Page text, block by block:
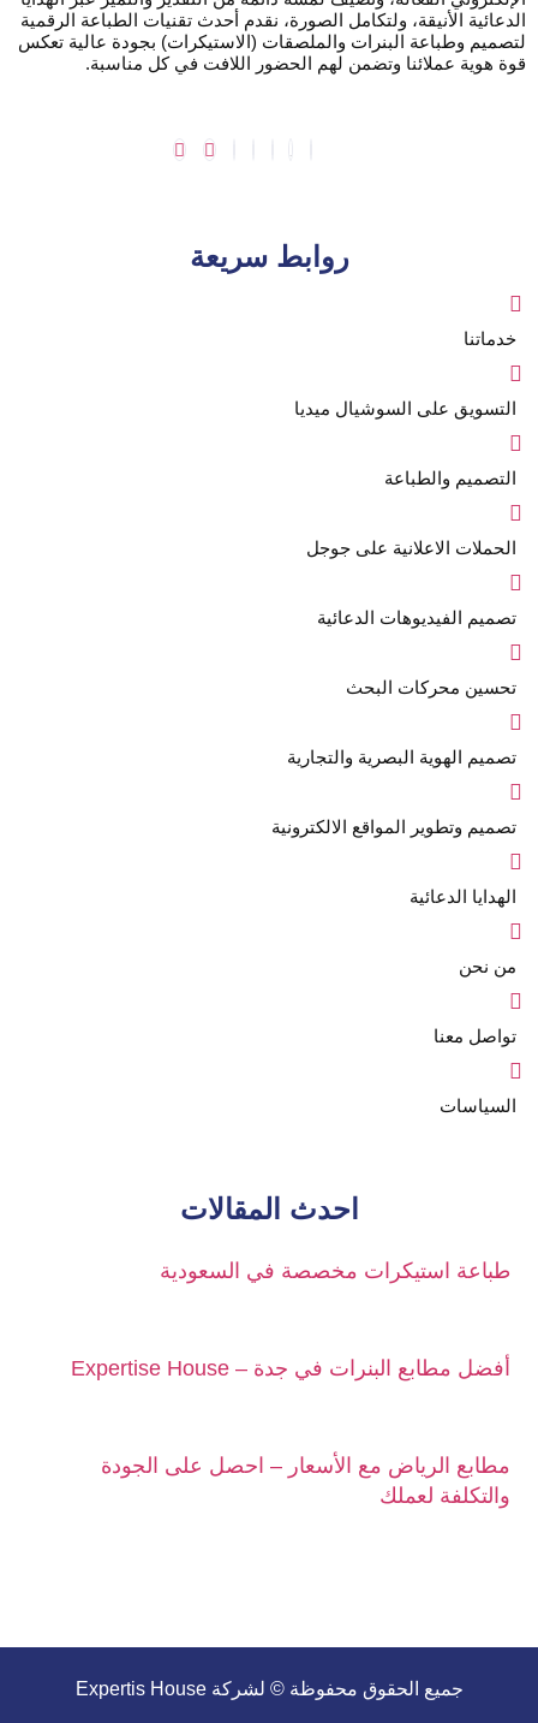
الدعائية الأنيقة، ولتكامل الصورة، نقدم أحدث تقنيات الطباعة الرقمية
لتصميم وطباعة البنرات والملصقات (الاستيكرات) بجودة عالية تعكس
قوة هوية عملائنا وتضمن لهم الحضور اللافت في كل مناسبة.
روابط سريعة
خدماتنا
التسويق على السوشيال ميديا
التصميم والطباعة
الحملات الاعلانية على جوجل
تصميم الفيديوهات الدعائية
تحسين محركات البحث
تصميم الهوية البصرية والتجارية
تصميم وتطوير المواقع الالكترونية
الهدايا الدعائية
من نحن
تواصل معنا
السياسات
احدث المقالات
طباعة استيكرات مخصصة في السعودية
أفضل مطابع البنرات في جدة – Expertise House
مطابع الرياض مع الأسعار – احصل على الجودة
والتكلفة لعملك
جميع الحقوق محفوظة © لشركة Expertis House